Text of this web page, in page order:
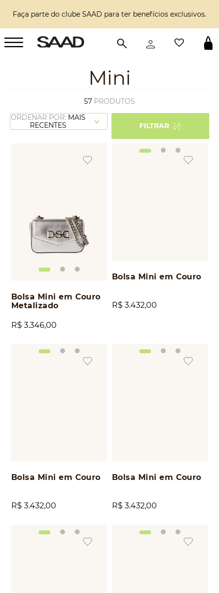
Faça parte do clube SAAD para ter benefícios exclusivos.
Mini
57 PRODUTOS
MAIS
RECENTES
FILTRAR
Bolsa Mini em Couro
Metalizado
R$ 3.346,00
Bolsa Mini em Couro
R$ 3.432,00
Bolsa Mini em Couro
R$ 3.432,00
Bolsa Mini em Couro
R$ 3.432,00